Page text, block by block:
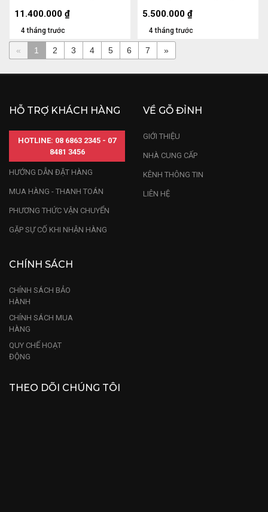
22x22x10 (cm)
4 tháng trước
11.400.000 ₫
4 tháng trước
5.500.000 ₫
« 1 2 3 4 5 6 7 »
HỖ TRỢ KHÁCH HÀNG
HOTLINE: 08 6863 2345 - 07
8481 3456
HƯỚNG DẪN ĐẶT HÀNG
MUA HÀNG - THANH TOÁN
PHƯƠNG THỨC VẬN CHUYỂN
GẶP SỰ CỐ KHI NHẬN HÀNG
VỀ GỖ ĐỈNH
GIỚI THIỆU
NHÀ CUNG CẤP
KÊNH THÔNG TIN
LIÊN HỆ
CHÍNH SÁCH
CHÍNH SÁCH BẢO
HÀNH
CHÍNH SÁCH MUA
HÀNG
QUY CHẾ HOẠT
ĐỘNG
THEO DÕI CHÚNG TÔI